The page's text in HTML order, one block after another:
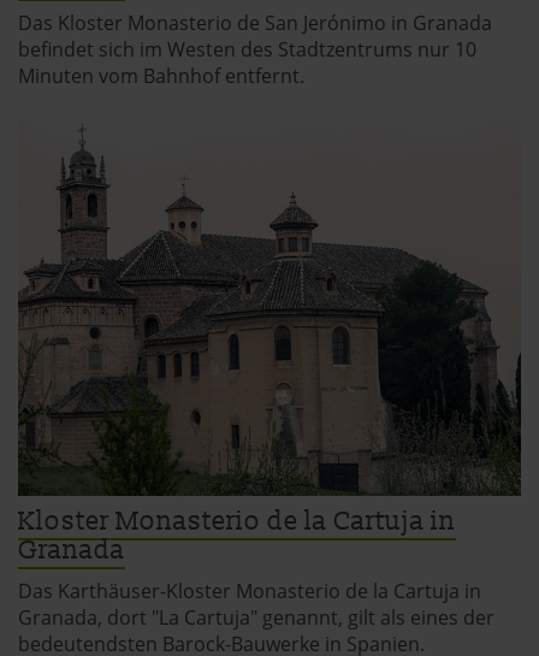
Das Kloster Monasterio de San Jerónimo in Granada
befindet sich im Westen des Stadtzentrums nur 10
Minuten vom Bahnhof entfernt.
Kloster Monasterio de la Cartuja in
Granada
Das Karthäuser-Kloster Monasterio de la Cartuja in
Granada, dort "La Cartuja" genannt, gilt als eines der
bedeutendsten Barock-Bauwerke in Spanien.